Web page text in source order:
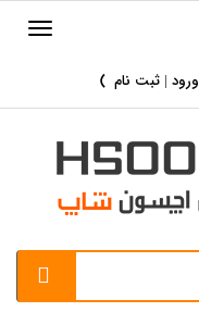
ورود | ثبت نام )